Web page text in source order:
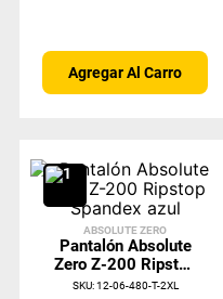
Agregar Al Carro
ABSOLUTE ZERO
Pantalón Absolute
Zero Z-200 Ripstop
Spandex Azul
SKU:12-06-480-T-2XL